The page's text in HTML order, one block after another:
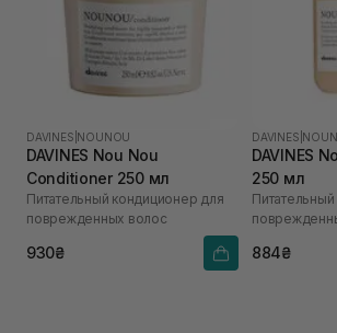
DAVINES NOUNOU
DAVINES Nou Nou
Conditioner 250 мл
Питательный кондиционер для
поврежденных волос
930₴
DAVINES
DAVINES
250 мл
884₴